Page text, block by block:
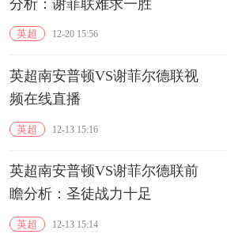
分析：谢菲联难求一胜
英超 12-20 15:56
英超南安普顿VS谢菲尔德联视
频在线直播
英超 12-13 15:16
英超南安普顿VS谢菲尔德联前
瞻分析：圣徒战力十足
英超 12-13 15:14